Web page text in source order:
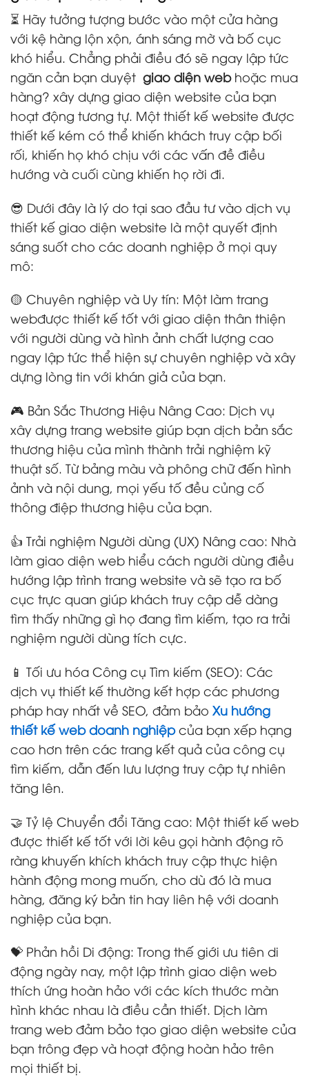
⏳ Hãy tưởng tượng bước vào một cửa hàng
với kệ hàng lộn xộn, ánh sáng mờ và bố cục
khó hiểu. Chẳng phải điều đó sẽ ngay lập tức
ngăn cản bạn duyệt giao diện webhoặc mua
hàng? xây dựng giao diện website của bạn
hoạt động tương tự. Một thiết kế website được
thiết kế kém có thể khiến khách truy cập bối
rối, khiến họ khó chịu với các vấn đề điều
hướng và cuối cùng khiến họ rời đi.
😎 Dưới đây là lý do tại sao đầu tư vào dịch vụ
thiết kế giao diện website là một quyết định
sáng suốt cho các doanh nghiệp ở mọi quy
mô:
🟡 Chuyên nghiệp và Uy tín: Một làm trang
webđược thiết kế tốt với giao diện thân thiện
với người dùng và hình ảnh chất lượng cao
ngay lập tức thể hiện sự chuyên nghiệp và xây
dựng lòng tin với khán giả của bạn.
🎮 Bản Sắc Thương Hiệu Nâng Cao: Dịch vụ
xây dựng trang website giúp bạn dịch bản sắc
thương hiệu của mình thành trải nghiệm kỹ
thuật số. Từ bảng màu và phông chữ đến hình
ảnh và nội dung, mọi yếu tố đều củng cố
thông điệp thương hiệu của bạn.
👍 Trải nghiệm Người dùng (UX) Nâng cao: Nhà
làm giao diện web hiểu cách người dùng điều
hướng lập trình trang website và sẽ tạo ra bố
cục trực quan giúp khách truy cập dễ dàng
tìm thấy những gì họ đang tìm kiếm, tạo ra trải
nghiệm người dùng tích cực.
📱 Tối ưu hóa Công cụ Tìm kiếm (SEO): Các
dịch vụ thiết kế thường kết hợp các phương
pháp hay nhất về SEO, đảm bảo Xu hướng
thiết kế web doanh nghiệpcủa bạn xếp hạng
cao hơn trên các trang kết quả của công cụ
tìm kiếm, dẫn đến lưu lượng truy cập tự nhiên
tăng lên.
🤝 Tỷ lệ Chuyển đổi Tăng cao: Một thiết kế web
được thiết kế tốt với lời kêu gọi hành động rõ
ràng khuyến khích khách truy cập thực hiện
hành động mong muốn, cho dù đó là mua
hàng, đăng ký bản tin hay liên hệ với doanh
nghiệp của bạn.
💝 Phản hồi Di động: Trong thế giới ưu tiên di
động ngày nay, một lập trình giao diện web
thích ứng hoàn hảo với các kích thước màn
hình khác nhau là điều cần thiết. Dịch làm
trang web đảm bảo tạo giao diện website của
bạn trông đẹp và hoạt động hoàn hảo trên
mọi thiết bị.